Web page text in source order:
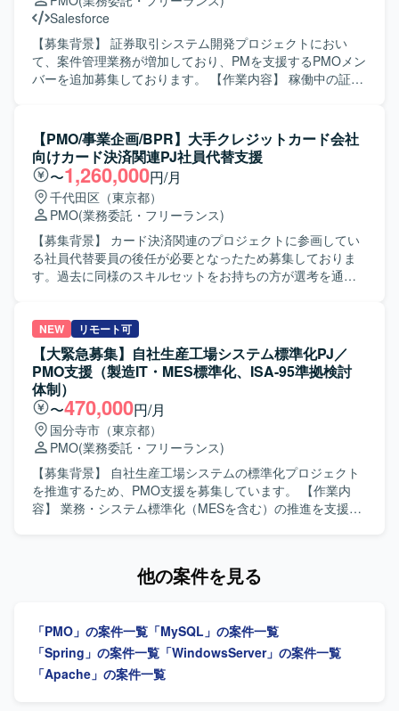
クト環境となります。
【求める人物像】 SAPデータ移行の経験を活かしつつ、関
係者と円滑にコミュニケーションを取りながら、進捗や課
題を主体的に管理いただける方を求めています。複数拠
点・多くのステークホルダーが関わる環境の中で、状況を
整理しながら粘り強く調整を進められる方にマッチするポ
核メンバーとして参画いただけるポジションです。複数拠
点を巻き込んだ移行マネジメントを経験することで、SAP
移行における上流設計およびマネジメントスキルを高める
ことができます。 【開発環境】 SAP S/4HANA環境下での
データ移行プロジェクトとなります。移行ツールや各種ド
キュメント類を用いながら、標準手法に基づいた移行設
計・移行管理を行っていただきます。
Salesforce
【募集背景】 証券取引システム開発プロジェクトにおい
て、案件管理業務が増加しており、PMを支援するPMOメン
バーを追加募集しております。 【作業内容】 稼働中の証券
キュメントの作成・更新、内部定例会議の準備、会議日程
調整および運営、議事録作成を担当していただきます。 ま
た、Redmine等を用いたチケット起票・進捗管理、不具合
集計、課題やQAの追い回し、Salesforceへの入力作業など
もご対応いただきます。 【求める人物像】 自ら課題を見つ
けて主体的に動ける方を求めております。 コミュニケーシ
ョンを取りながら関係者と円滑に連携し、ドキュメント作
成や進捗管理を丁寧かつ正確に進められる方が望ましいで
す。 【ポジションの魅力】 大規模な証券取引システム開発
ノウハウを蓄積しながら、PMOとしてのスキルを幅広く習
得・強化できる環境です。 【開発環境】 証券取引システム
開発プロジェクトにおける各種管理ツールおよびドキュメ
ント作成ツールを使用いたします。
【PMO/事業企画/BPR】大手クレジットカード会社
向けカード決済関連PJ社員代替支援
〜1,260,000円/月
千代田区（東京都）
PMO(業務委託・フリーランス)
【募集背景】 カード決済関連のプロジェクトに参画してい
る社員代替要員の後任が必要となったため募集しておりま
す。過去に同様のスキルセットをお持ちの方が選考を通過
て、社員代替としてPMOおよびプロジェクトマネジメント
実行支援をご担当いただきます。具体的には、プロジェク
ト計画の策定、進捗・課題・リスク・コミュニケーション
管理を行っていただきます。また、基幹システム（ERP／
CRM／SFA）刷新における要件定義、業務可視化、導入推
進および移行、UATの推進を実施していただきます。さら
に、DXやCX向上、BPRの推進、事業企画・営業企画の検
討、決済代行部門やIT、CS、経理、法務、内部監査などの
関係各所との調整業務も幅広く担っていただきます。 【求
める人物像】 プロジェクト全体を俯瞰しながら、自走して
課題を発見し関係者を巻き込み推進できる方を求めており
魅力】 大規模なカード決済関連プロジェクトに社員代替と
クレジット・決済領域における多様なステークホルダーと
の協業経験を積むことで、今後のキャリアに活きるマネジ
メント経験を得ることができます。 【開発環境】 基幹シス
テムとしてERP／CRM／SFAなどの業務システム群を対象
NEW リモート可
【大緊急募集】自社生産工場システム標準化PJ／
PMO支援（製造IT・MES標準化、ISA-95準拠検討
体制）
〜470,000円/月
国分寺市（東京都）
PMO(業務委託・フリーランス)
【募集背景】 自社生産工場システムの標準化プロジェクト
を推進するため、PMO支援を募集しています。 【作業内
容】 業務・システム標準化（MESを含む）の推進を支援し
義の完了後は、要件定義・計画フェーズへの移行を支援し
る方を求めています。 【ポジションの魅力】 製造IT・MES
標準化およびISA-95準拠の検討体制に関わり、全社横断の
標準化プロジェクトを支援できるポジションです。 【開発
環境】 Teams、Excel、PowerPoint、Wordを活用します。
他の案件を見る
「PMO」の案件一覧 「MySQL」の案件一覧
「Spring」の案件一覧 「WindowsServer」の案件一覧
「Apache」の案件一覧